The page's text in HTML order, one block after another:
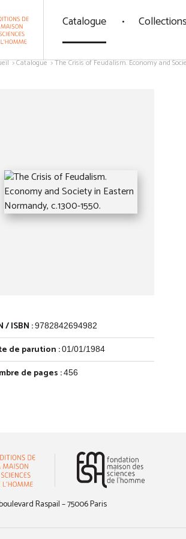
Catalogue Collections
Catalogue The Crisis of Feudalism. Economy and
/ ISBN :9782842694982
de parution :01/01/1984
de pages :456
Raspail – 75006 Paris